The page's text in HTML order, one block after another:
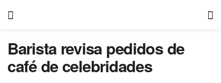
Barista revisa pedidos de
café de celebridades